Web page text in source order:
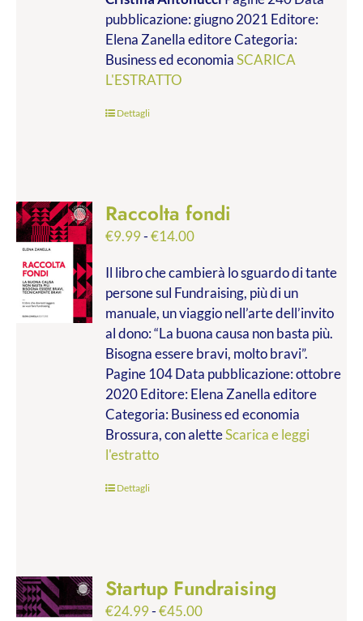
€9.99
a
€28.00
pubblicazione: giugno 2021 Editore:
Elena Zanella editore Categoria:
Business ed economiaSCARICA
L'ESTRATTO
Dettagli
Raccolta fondi
€9.99-€14.00Fascia
prezzo:
da
€9.99
a
€14.00
Il libro che cambierà lo sguardo di tante
persone sul Fundraising, più di un
manuale, un viaggio nell’arte dell’invito
al dono: “La buona causa non basta più.
Bisogna essere bravi, molto bravi”.
Pagine 104 Data pubblicazione: ottobre
2020 Editore: Elena Zanella editore
Categoria: Business ed economia
Brossura, con aletteScarica e leggi
l'estratto
Dettagli
Startup Fundraising
€24.99-€45.00Fascia